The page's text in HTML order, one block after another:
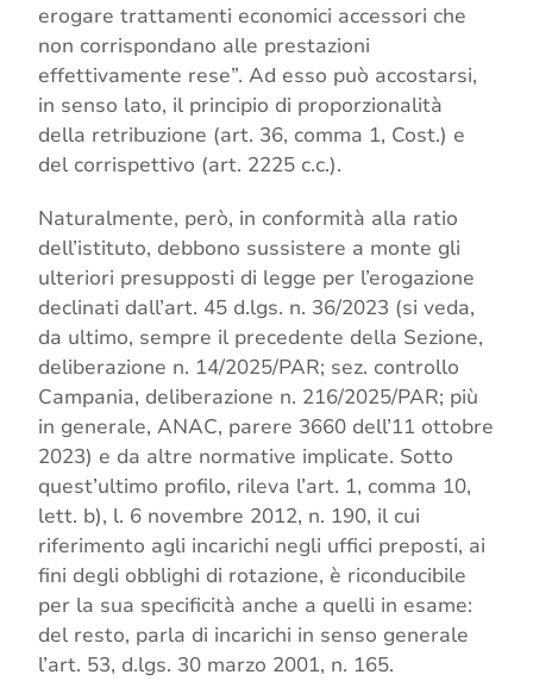
erogare trattamenti economici accessori che
non corrispondano alle prestazioni
effettivamente rese”. Ad esso può accostarsi,
in senso lato, il principio di proporzionalità
della retribuzione (art. 36, comma 1, Cost.) e
del corrispettivo (art. 2225 c.c.).
Naturalmente, però, in conformità alla ratio
dell’istituto, debbono sussistere a monte gli
ulteriori presupposti di legge per l’erogazione
declinati dall’art. 45 d.lgs. n. 36/2023 (si veda,
da ultimo, sempre il precedente della Sezione,
deliberazione n. 14/2025/PAR; sez. controllo
Campania, deliberazione n. 216/2025/PAR; più
in generale, ANAC, parere 3660 dell’11 ottobre
2023) e da altre normative implicate. Sotto
quest’ultimo profilo, rileva l’art. 1, comma 10,
lett. b), l. 6 novembre 2012, n. 190, il cui
riferimento agli incarichi negli uffici preposti, ai
fini degli obblighi di rotazione, è riconducibile
per la sua specificità anche a quelli in esame:
del resto, parla di incarichi in senso generale
l’art. 53, d.lgs. 30 marzo 2001, n. 165.